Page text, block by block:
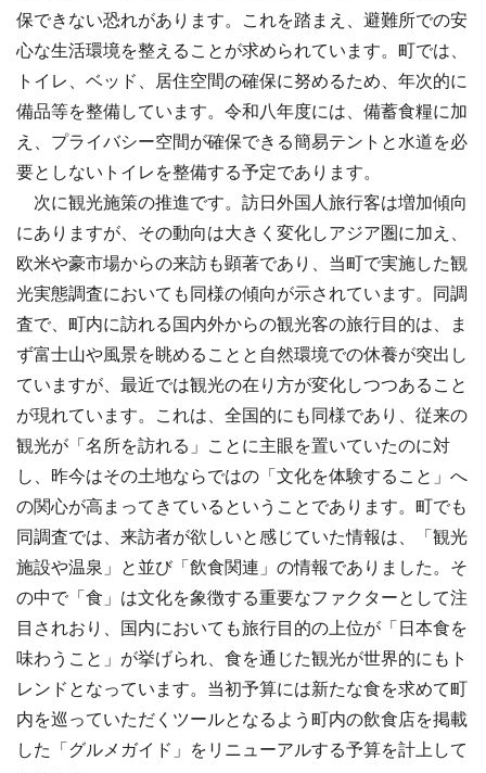
保できない恐れがあります。これを踏まえ、避難所での安
心な生活環境を整えることが求められています。町では、
トイレ、ベッド、居住空間の確保に努めるため、年次的に
備品等を整備しています。令和八年度には、備蓄食糧に加
え、プライバシー空間が確保できる簡易テントと水道を必
要としないトイレを整備する予定であります。
次に観光施策の推進です。訪日外国人旅行客は増加傾向
にありますが、その動向は大きく変化しアジア圏に加え、
欧米や豪市場からの来訪も顕著であり、当町で実施した観
光実態調査においても同様の傾向が示されています。同調
査で、町内に訪れる国内外からの観光客の旅行目的は、ま
ず富士山や風景を眺めることと自然環境での休養が突出し
ていますが、最近では観光の在り方が変化しつつあること
が現れています。これは、全国的にも同様であり、従来の
観光が「名所を訪れる」ことに主眼を置いていたのに対
し、昨今はその土地ならではの「文化を体験すること」へ
の関心が高まってきているということであります。町でも
同調査では、来訪者が欲しいと感じていた情報は、「観光
施設や温泉」と並び「飲食関連」の情報でありました。そ
の中で「食」は文化を象徴する重要なファクターとして注
目されおり、国内においても旅行目的の上位が「日本食を
味わうこと」が挙げられ、食を通じた観光が世界的にもト
レンドとなっています。当初予算には新たな食を求めて町
内を巡っていただくツールとなるよう町内の飲食店を掲載
した「グルメガイド」をリニューアルする予算を計上して